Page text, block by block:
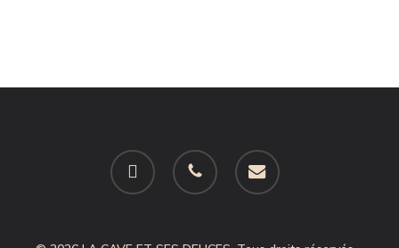
facebook phone email